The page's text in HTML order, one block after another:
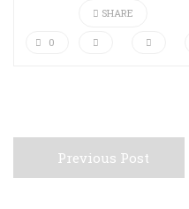
0
SHARE
Previous Post